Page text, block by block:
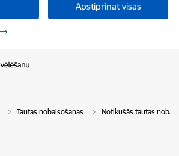
Apstiprināt visas
Tautas nobalsošanas Notikušās tautas